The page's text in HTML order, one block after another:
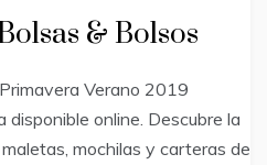
& Bolsos
Verano 2019
online. Descubre la
mochilas y carteras de